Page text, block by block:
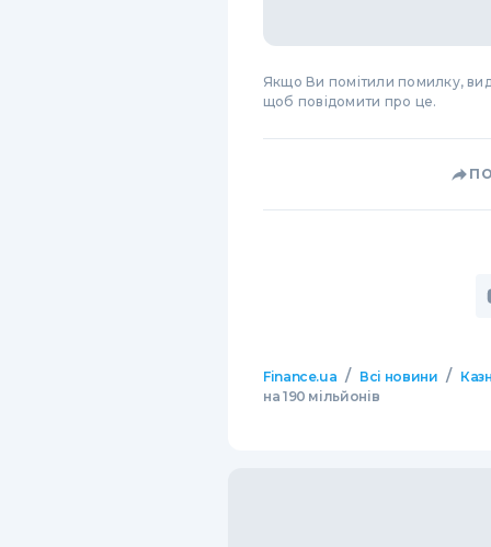
Якщо Ви помітили помилку,
щоб повідомити про це.
Finance.ua / Всі новини /
на 190 мільйонів